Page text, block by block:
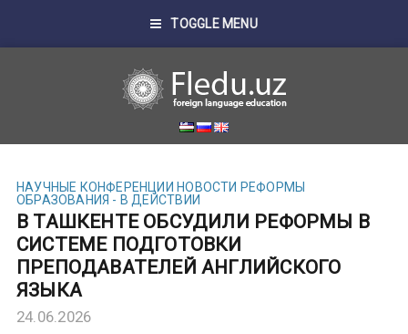
TOGGLE MENU
НАУЧНЫЕ КОНФЕРЕНЦИИ НОВОСТИ РЕФОРМЫ
ОБРАЗОВАНИЯ - В ДЕЙСТВИИ
В ТАШКЕНТЕ ОБСУДИЛИ РЕФОРМЫ В
СИСТЕМЕ ПОДГОТОВКИ
ПРЕПОДАВАТЕЛЕЙ АНГЛИЙСКОГО
ЯЗЫКА
24.06.2026